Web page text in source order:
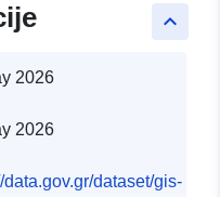
keyboard_arrow_up
2026
2026
data.gov.gr/dataset/gis-